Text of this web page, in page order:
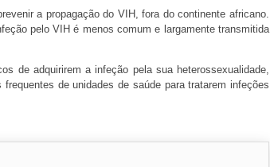
a propagação do VIH, fora do continente africano.
pelo VIH é menos comum e largamente transmitida
de adquirirem a infeção pela sua heterossexualidade,
de unidades de saúde para tratarem infeções